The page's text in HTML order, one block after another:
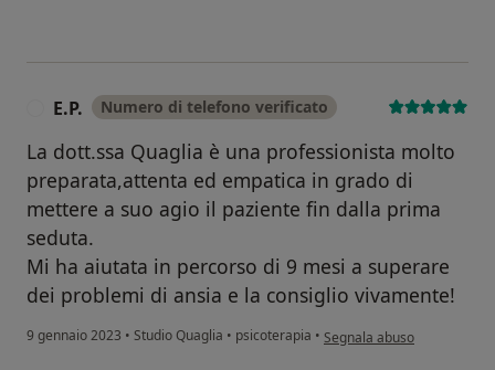
E.P. Numero di telefono verificato
La dott.ssa Quaglia è una professionista molto
preparata,attenta ed empatica in grado di
mettere a suo agio il paziente fin dalla prima
seduta.
Mi ha aiutata in percorso di 9 mesi a superare
dei problemi di ansia e la consiglio vivamente!
9 gennaio 2023 • Studio Quaglia • psicoterapia • secondo l'opinione
Segnala abuso